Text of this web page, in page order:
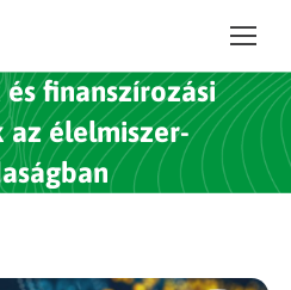
finanszírozási
élelmiszer-